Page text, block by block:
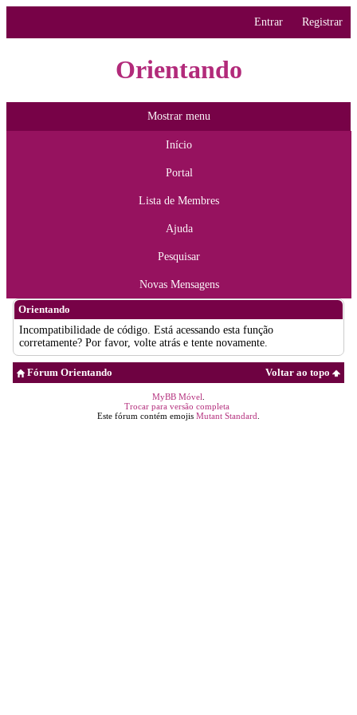
Entrar Registrar
Orientando
Mostrar menu
Início
Portal
Lista de Membres
Ajuda
Pesquisar
Novas Mensagens
Orientando
Incompatibilidade de código. Está acessando esta função
corretamente? Por favor, volte atrás e tente novamente.
Voltar ao topo
Fórum Orientando
MyBB Móvel
Trocar para versão completa
Este fórum contém emojis Mutant Standard